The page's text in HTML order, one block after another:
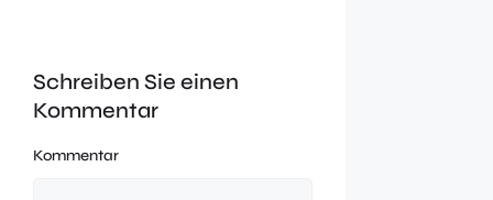
Schreiben Sie einen
Kommentar
Kommentar